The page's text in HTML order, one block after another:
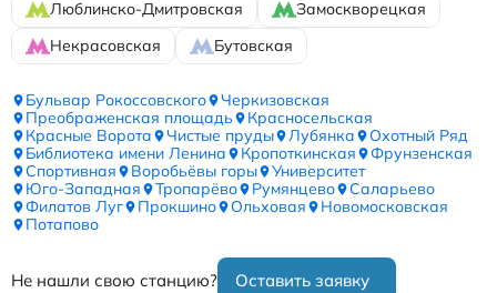
Люблинско-Дмитровская
Замоскворецкая
Некрасовская
Бутовская
Бульвар Рокоссовского
Черкизовская
Преображенская площадь
Красносельская
Красные Ворота
Чистые пруды Лубянка
Охотный Ряд
Библиотека имени Ленина
Кропоткинская
Фрунзенская
Спортивная
Воробьёвы горы
Университет
Юго-Западная
Тропарёво Румянцево
Саларьево
Филатов Луг
Прокшино Ольховая
Новомосковская
Потапово
Не нашли свою станцию? Оставить заявку